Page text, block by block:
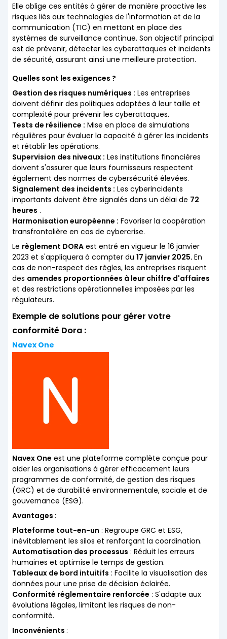
Elle oblige ces entités à gérer de manière proactive les
risques liés aux technologies de l'information et de la
communication (TIC) en mettant en place des
systèmes de surveillance continue. Son objectif principal
est de prévenir, détecter les cyberattaques et incidents
de sécurité, assurant ainsi une meilleure protection.
Quelles sont les exigences ?
Gestion des risques numériques : Les entreprises
doivent définir des politiques adaptées à leur taille et
complexité pour prévenir les cyberattaques.
Tests de résilience : Mise en place de simulations
régulières pour évaluer la capacité à gérer les incidents
et rétablir les opérations.
Supervision des niveaux : Les institutions financières
doivent s'assurer que leurs fournisseurs respectent
également des normes de cybersécurité élevées.
Signalement des incidents : Les cyberincidents
importants doivent être signalés dans un délai de 72
heures .
Harmonisation européenne : Favoriser la coopération
transfrontalière en cas de cybercrise.
Le règlement DORA est entré en vigueur le 16 janvier
2023 et s'appliquera à compter du 17 janvier 2025. En
cas de non-respect des règles, les entreprises risquent
des amendes proportionnées à leur chiffre d'affaires
et des restrictions opérationnelles imposées par les
régulateurs.
Exemple de solutions pour gérer votre
conformité Dora :
Navex One
Navex One est une plateforme complète conçue pour
aider les organisations à gérer efficacement leurs
programmes de conformité, de gestion des risques
(GRC) et de durabilité environnementale, sociale et de
gouvernance (ESG).
Avantages :
Plateforme tout-en-un : Regroupe GRC et ESG,
inévitablement les silos et renforçant la coordination.
Automatisation des processus : Réduit les erreurs
humaines et optimise le temps de gestion.
Tableaux de bord intuitifs : Facilite la visualisation des
données pour une prise de décision éclairée.
Conformité réglementaire renforcée : S'adapte aux
évolutions légales, limitant les risques de non-
conformité.
Inconvénients :